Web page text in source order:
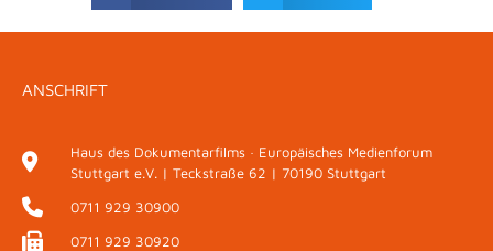
ANSCHRIFT
Haus des Dokumentarfilms · Europäisches Medienforum
Stuttgart e.V. | Teckstraße 62 | 70190 Stuttgart
0711 929 30900
0711 929 30920